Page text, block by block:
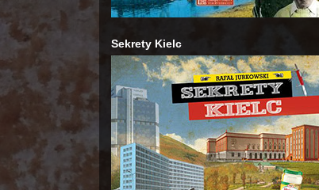
Sekrety Kielc